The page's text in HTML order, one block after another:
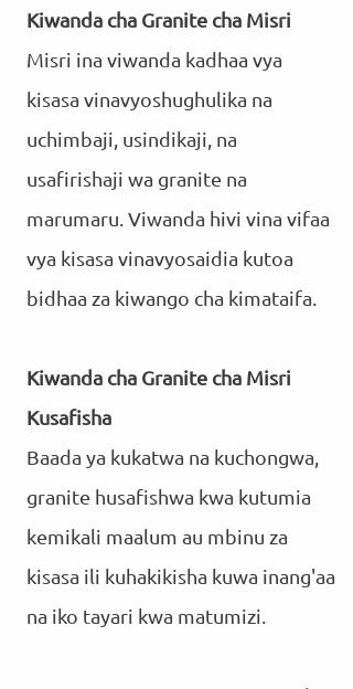
Kiwanda cha Granite cha Misri
Misri ina viwanda kadhaa vya
kisasa vinavyoshughulika na
uchimbaji, usindikaji, na
usafirishaji wa granite na
marumaru. Viwanda hivi vina vifaa
vya kisasa vinavyosaidia kutoa
bidhaa za kiwango cha kimataifa.
Kiwanda cha Granite cha Misri
Kusafisha
Baada ya kukatwa na kuchongwa,
granite husafishwa kwa kutumia
kemikali maalum au mbinu za
kisasa ili kuhakikisha kuwa inang'aa
na iko tayari kwa matumizi.